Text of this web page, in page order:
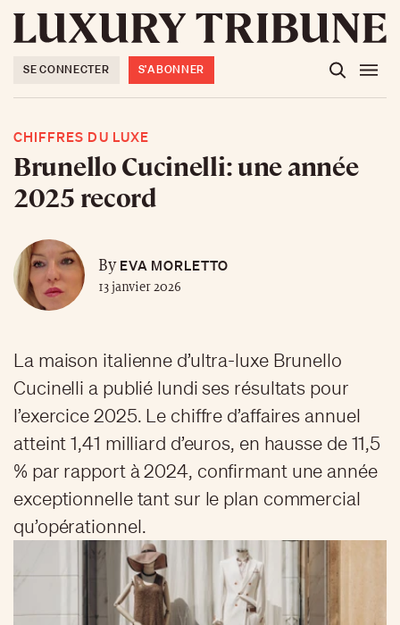
SE CONNECTER S'ABONNER
CHIFFRES DU LUXE
Brunello Cucinelli: une année
2025 record
ByEVA MORLETTO
13 janvier 2026
La maison italienne d’ultra-luxe Brunello
Cucinelli a publié lundi ses résultats pour
l’exercice 2025. Le chiffre d’affaires annuel
atteint 1,41 milliard d’euros, en hausse de 11,5
% par rapport à 2024, confirmant une année
exceptionnelle tant sur le plan commercial
qu’opérationnel.